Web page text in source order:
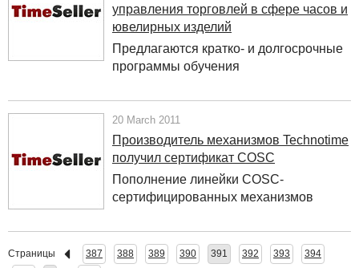
управления торговлей в сфере часов и
ювелирных изделий
Предлагаются кратко- и долгосрочные
программы обучения
20 March 2011
Производитель механизмов Technotime
получил сертификат COSC
Пополнение линейки COSC-
сертифицированных механизмов
Страницы 387 388 389 390 391 392 393
394